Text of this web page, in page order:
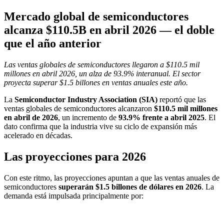
Mercado global de semiconductores
alcanza $110.5B en abril 2026 — el doble
que el año anterior
Las ventas globales de semiconductores llegaron a $110.5 mil
millones en abril 2026, un alza de 93.9% interanual. El sector
proyecta superar $1.5 billones en ventas anuales este año.
La Semiconductor Industry Association (SIA) reportó que las
ventas globales de semiconductores alcanzaron $110.5 mil millones
en abril de 2026, un incremento de 93.9% frente a abril 2025. El
dato confirma que la industria vive su ciclo de expansión más
acelerado en décadas.
Las proyecciones para 2026
Con este ritmo, las proyecciones apuntan a que las ventas anuales de
semiconductores superarán $1.5 billones de dólares en 2026. La
demanda está impulsada principalmente por: